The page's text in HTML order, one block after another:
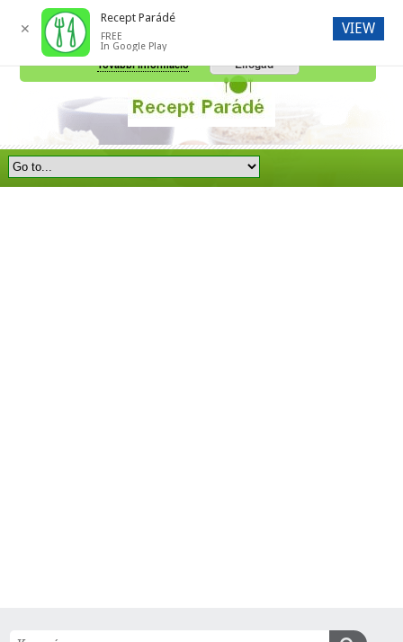
A honlap további használatához a sütik használatát el kell fogadni.
További információ
Elfogad
✕
Recept Parádé
FREE
In Google Play
VIEW